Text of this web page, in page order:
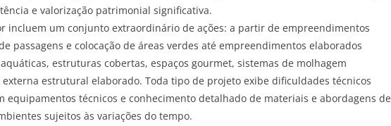
e valorização patrimonial significativa.
incluem um conjunto extraordinário de ações: a partir de empreendimentos
passagens e colocação de áreas verdes até empreendimentos elaborados
estruturas cobertas, espaços gourmet, sistemas de molhagem
estrutural elaborado. Toda tipo de projeto exibe dificuldades técnicos
equipamentos técnicos e conhecimento detalhado de materiais e abordagens de
sujeitos às variações do tempo.